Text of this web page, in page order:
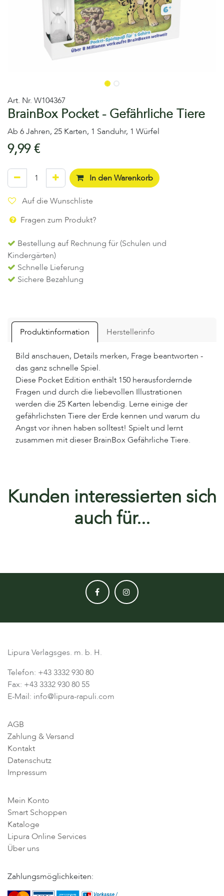
Art. Nr. W104367
BrainBox Pocket - Gefährliche Tiere
Ab 6 Jahren, 25 Karten, 1 Sanduhr, 1 Würfel
9,99€
In den Warenkorb
Auf die Wunschliste
Fragen zum Produkt?
Bestellung auf Rechnung für (Schulen und
Kindergärten)
Schnelle Lieferung
Sichere Bezahlung
Produktinformation Herstellerinfo
Bild anschauen, Details merken, Frage beantworten -
das ganz schnelle Spiel.
Diese Pocket Edition enthält 150 herausfordernde
Fragen und durch die liebevollen Illustrationen
werden die 25 Karten lebendig. Lerne einige der
gefährlichsten Tiere der Erde kennen und warum du
Angst vor ihnen haben solltest! Spielt und lernt
zusammen mit dieser BrainBox Gefährliche Tiere.
Kunden interessierten sich
auch für...
Lipura Verlagsges. m. b. H.
Telefon: +43 3332 930 80
Fax: +43 3332 930 80 55
E-Mail: info@lipura-rapuli.com
AGB
Zahlung & Versand
Kontakt
Datenschutz
Impressum
Mein Konto
Smart Schoppen
Kataloge
Lipura Online Services
Über uns
Zahlungsmöglichkeiten: